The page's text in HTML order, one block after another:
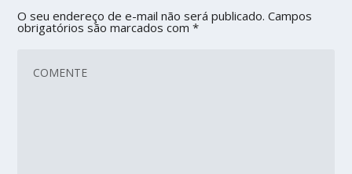
O seu endereço de e-mail não será publicado. Campos
obrigatórios são marcados com*